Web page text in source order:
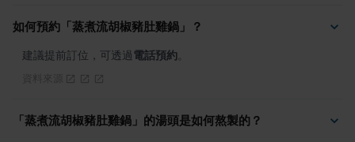
如何預約「蒸煮流胡椒豬肚雞鍋」？
建議提前訂位，可透過電話預約
「蒸煮流胡椒豬肚雞鍋」的湯頭是如何熬製的？